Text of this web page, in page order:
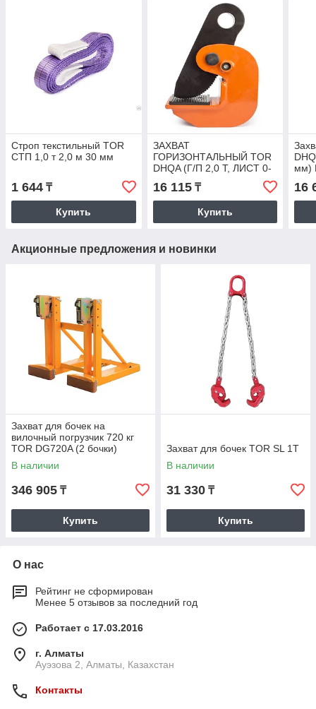
Строп текстильный TOR
СТП 1,0 т 2,0 м 30 мм
1 644 ₸
Купить
ЗАХВАТ
ГОРИЗОНТАЛЬНЫЙ TOR
DHQA (Г/П 2,0 Т, ЛИСТ 0-
16 115₸
Купить
мм)
16
Акционные предложения и новинки
Захват для бочек на
вилочный погрузчик 720 кг
TOR DG720A (2 бочки)
В наличии
346 905 ₸
Купить
Захват для бочек TOR SL 1T
В наличии
31 330 ₸
Купить
О нас
Рейтинг не сформирован
Менее 5 отзывов за последний год
Работает с 17.03.2016
г. Алматы
Ауэзова 2, Алматы, Казахстан
Контакты